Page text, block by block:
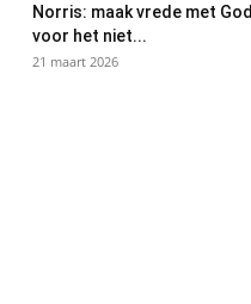
Norris: maak vrede met God
voor het niet...
21 maart 2026